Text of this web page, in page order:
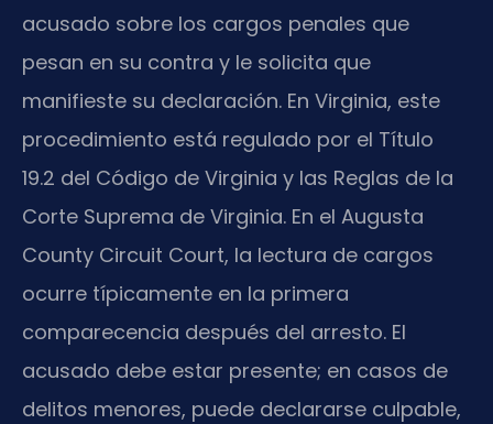
acusado sobre los cargos penales que
pesan en su contra y le solicita que
manifieste su declaración. En Virginia, este
procedimiento está regulado por el Título
19.2 del Código de Virginia y las Reglas de la
Corte Suprema de Virginia. En el Augusta
County Circuit Court, la lectura de cargos
ocurre típicamente en la primera
comparecencia después del arresto. El
acusado debe estar presente; en casos de
delitos menores, puede declararse culpable,